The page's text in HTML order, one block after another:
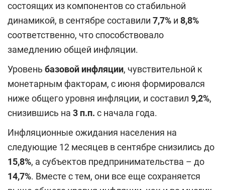
состоящих из компонентов со стабильной
динамикой, в сентябре составили 7,7% и 8,8%
соответственно, что способствовало
замедлению общей инфляции.
Уровень базовой инфляции, чувствительной к
монетарным факторам, с июня формировался
ниже общего уровня инфляции, и составил 9,2%,
снизившись на 3 п.п. с начала года.
Инфляционные ожидания населения на
следующие 12 месяцев в сентябре снизились до
15,8%, а субъектов предпринимательства – до
14,7%. Вместе с тем, они все еще сохраняется